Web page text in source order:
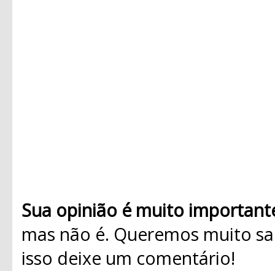
Sua opinião é muito
mas não é. Queremos muito
isso deixe um comentário!